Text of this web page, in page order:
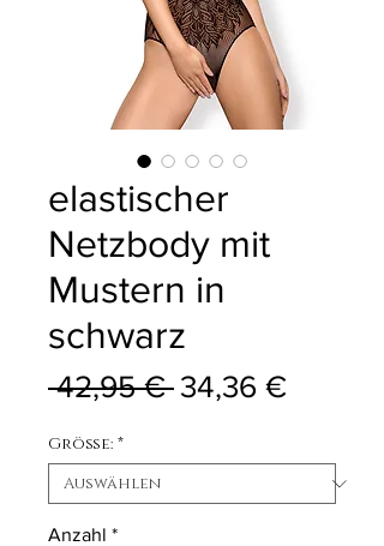
elastischer
Netzbody mit
Mustern in
schwarz
42,95 € Standardpreis
34,36 €Sale-
Größe: *
Anzahl *